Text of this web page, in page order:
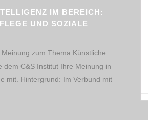
IM BEREICH:
UND SOZIALE
zum Thema Künstliche
dem C&S Institut Ihre Meinung in
mit. Hintergrund: Im Verbund mit